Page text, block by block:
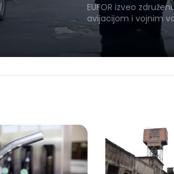
EUFOR izveo
avijacijom i vojnim